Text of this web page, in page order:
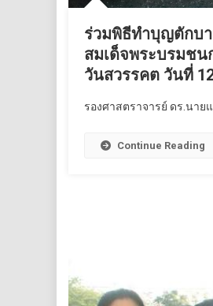
ร่วมพิธีทำบุญตักบ
สมเด็จพระบรมชน
วันสวรรคต วันที่
รองศาสตราจารย์ ดร.นาย
Continue Reading